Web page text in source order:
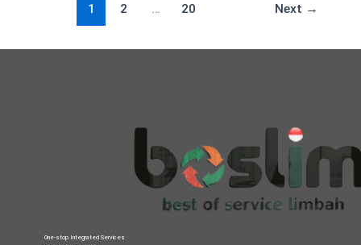
1 2 … 20 Next →
One-stop Integrated Services